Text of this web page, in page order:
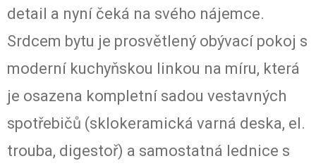
detail a nyní čeká na svého nájemce.
Srdcem bytu je prosvětlený obývací pokoj s
moderní kuchyňskou linkou na míru, která
je osazena kompletní sadou vestavných
spotřebičů (sklokeramická varná deska, el.
trouba, digestoř) a samostatná lednice s